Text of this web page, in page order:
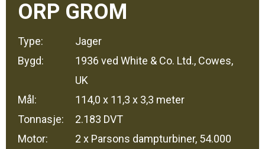
ORP GROM
Type:
Jager
Bygd:
1936 ved White & Co. Ltd., Cowes,
UK
Mål:
114,0 x 11,3 x 3,3 meter
Tonnasje:
2.183 DVT
Motor:
2 x Parsons dampturbiner, 54.000